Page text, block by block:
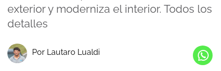
exterior y moderniza el interior. Todos los
detalles
Por Lautaro Lualdi